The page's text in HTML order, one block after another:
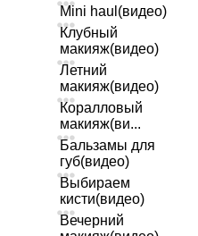
Mini haul(видео)
Клубный
макияж(видео)
Летний
макияж(видео)
Коралловый
макияж(ви...
Бальзамы для
губ(видео)
Выбираем
кисти(видео)
Вечерний